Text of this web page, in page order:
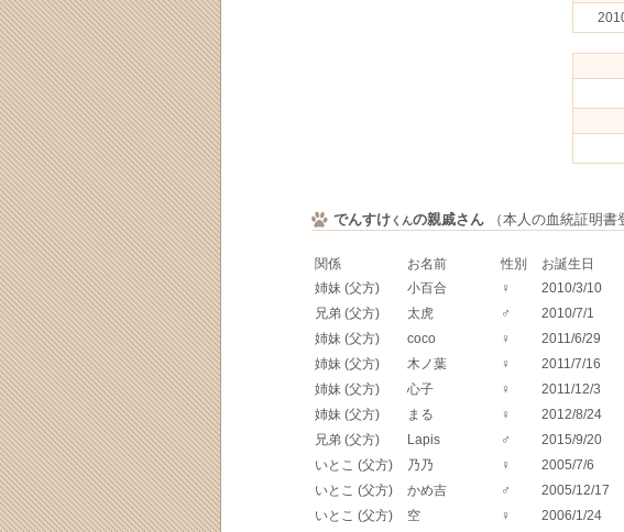
でんすけくんの親戚さん （本人の血統証明書
関係 お名前 性別 お誕生日
姉妹 (父方)
小百合 ♀ 2010/3/10
兄弟 (父方) 太虎 ♂ 2010/7/1
姉妹 (父方) coco ♀ 2011/6/29
姉妹 (父方) 木ノ葉 ♀ 2011/7/16
姉妹 (父方) 心子 ♀ 2011/12/3
姉妹 (父方) まる ♀ 2012/8/24
兄弟 (父方) Lapis ♂ 2015/9/20
いとこ (父方) 乃乃 ♀ 2005/7/6
いとこ (父方) かめ吉 ♂ 2005/12/17
いとこ (父方) 空 ♀ 2006/1/24